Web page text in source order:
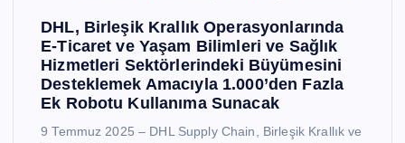
DHL, Birleşik Krallık Operasyonlarında
E-Ticaret ve Yaşam Bilimleri ve Sağlık
Hizmetleri Sektörlerindeki Büyümesini
Desteklemek Amacıyla 1.000’den Fazla
Ek Robotu Kullanıma Sunacak
9 Temmuz 2025 – DHL Supply Chain, Birleşik Krallık ve